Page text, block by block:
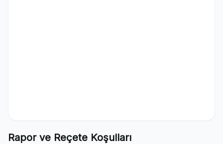
Rapor ve Reçete Koşulları